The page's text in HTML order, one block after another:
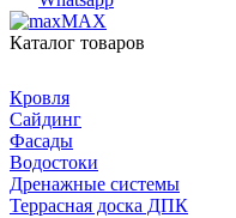
MAX
Каталог товаров
Кровля
Сайдинг
Фасады
Водостоки
Дренажные системы
Террасная доска ДПК